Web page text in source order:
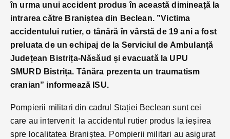
în urma unui accident produs în această dimineață la
intrarea către Braniștea din Beclean. ”Victima
accidentului rutier, o tânără în vârstă de 19 ani a fost
preluata de un echipaj de la Serviciul de Ambulanță
Județean Bistrița-Năsăud și evacuată la UPU
SMURD Bistrița. Tânăra prezenta un traumatism
cranian” informează ISU.
Pompierii militari din cadrul Stației Beclean sunt cei
care au intervenit la accidentul rutier produs la ieșirea
spre localitatea Braniștea. Pompierii militari au asigurat